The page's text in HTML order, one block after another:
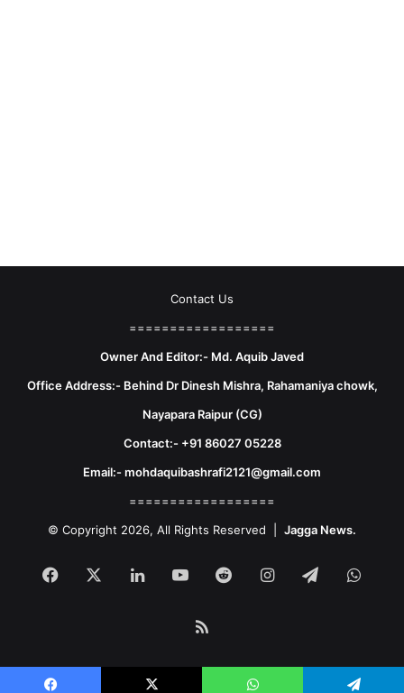
Contact Us
==================
Owner And Editor:- Md. Aquib Javed
Office Address:- Behind Dr Dinesh Mishra, Rahamaniya chowk,
Nayapara Raipur (CG)
Contact:- +91 86027 05228
Email:- mohdaquibashrafi2121@gmail.com
==================
© Copyright 2026, All Rights Reserved | Jagga News.
Facebook LinkedInYouTubeRedditInstagram
Telegram
RSS